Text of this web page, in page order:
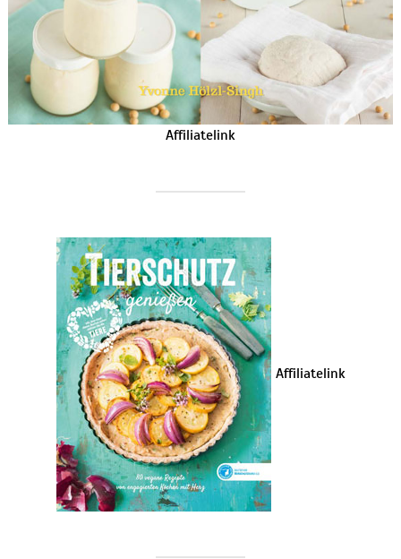
Affiliatelink
Affiliatelink